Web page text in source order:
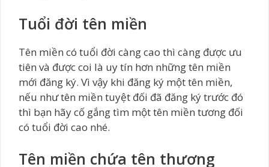
Tuổi đời tên miền
Tên miền có tuổi đời càng cao thì càng được ưu
tiên và được coi là uy tín hơn những tên miền
mới đăng ký. Vì vậy khi đăng ký một tên miền,
nếu như tên miền tuyệt đối đã đăng ký trước đó
thì bạn hãy cố gắng tìm một tên miền tương đối
có tuổi đời cao nhé.
Tên miền chứa tên thương